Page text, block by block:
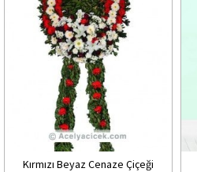
Kırmızı Beyaz Cenaze Çiçeği